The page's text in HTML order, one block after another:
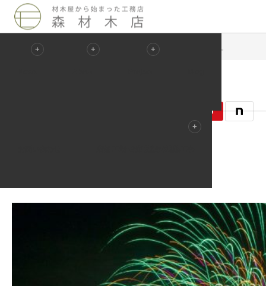
Blog 新年あけましておめでとうございます。